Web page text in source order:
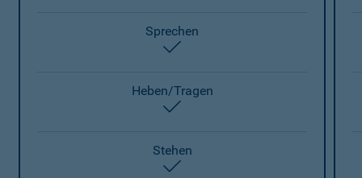
Sprechen
Heben/Tragen
Stehen